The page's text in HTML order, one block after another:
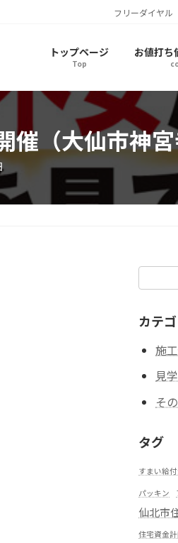
フリーダイヤル
トップページ
Top
お値打ち
催（大仙市神
カテ
施
見
そ
タグ
すまい給
パッキン
仙北市
住宅資金